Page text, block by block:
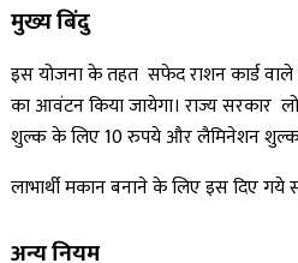
मुख्य बिंदु
इस योजना के तहत सफेद राशन कार्ड
का आवंटन किया जायेगा। राज्य सरकार
शुल्क के लिए 10 रुपये और लैमिनेशन
लाभार्थी मकान बनाने के लिए इस दिए गये
अन्य नियम